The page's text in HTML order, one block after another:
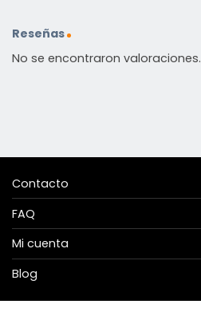
Reseñas
No se encontraron valoraciones.
Contacto
FAQ
Mi cuenta
Blog